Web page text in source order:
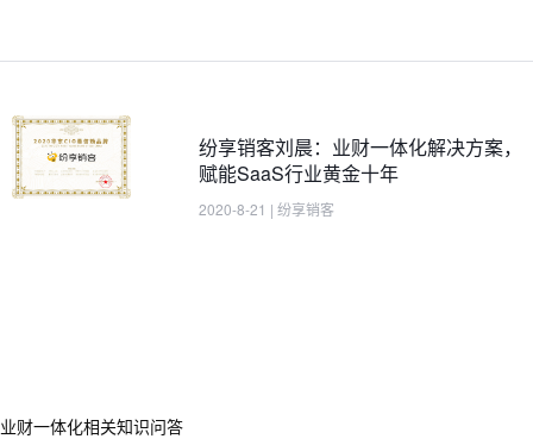
纷享销客刘晨：业财一体化解决方案，
赋能SaaS行业黄金十年
2020-8-21 | 纷享销客
业财一体化相关知识问答